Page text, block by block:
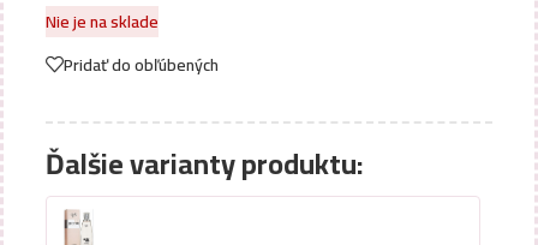
Nie je na sklade
Pridať do obľúbených
Ďalšie varianty produktu: